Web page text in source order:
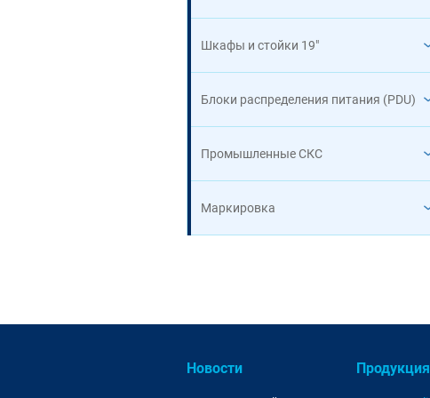
Шкафы и стойки 19"
Блоки распределения питания (PDU)
Промышленные СКС
Маркировка
Новости Продукция